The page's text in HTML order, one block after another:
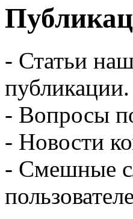
- Статьи
публикации.
- Вопросы
- Новости
- Смешные